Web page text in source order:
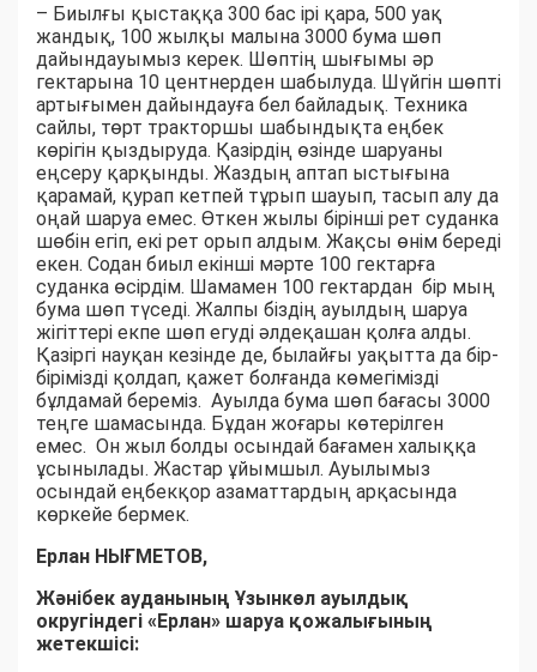
– Биылғы қыстаққа 300 бас ірі қара, 500 уақ
жандық, 100 жылқы малына 3000 бума шөп
дайындауымыз керек. Шөптің шығымы әр
гектарына 10 центнерден шабылуда. Шүйгін шөпті
артығымен дайындауға бел байладық. Техника
сайлы, төрт тракторшы шабындықта еңбек
көрігін қыздыруда. Қазірдің өзінде шаруаны
еңсеру қарқынды. Жаздың аптап ыстығына
қарамай, қурап кетпей тұрып шауып, тасып алу да
оңай шаруа емес. Өткен жылы бірінші рет суданка
шөбін егіп, екі рет орып алдым. Жақсы өнім береді
екен. Содан биыл екінші мәрте 100 гектарға
суданка өсірдім. Шамамен 100 гектардан бір мың
бума шөп түседі. Жалпы біздің ауылдың шаруа
жігіттері екпе шөп егуді әлдеқашан қолға алды.
Қазіргі науқан кезінде де, былайғы уақытта да бір-
бірімізді қолдап, қажет болғанда көмегімізді
бұлдамай береміз. Ауылда бума шөп бағасы 3000
теңге шамасында. Бұдан жоғары көтерілген
емес. Он жыл болды осындай бағамен халыққа
ұсынылады. Жастар ұйымшыл. Ауылымыз
осындай еңбекқор азаматтардың арқасында
көркейе бермек.
Ерлан НЫҒМЕТОВ,
Жәнібек ауданының Ұзынкөл ауылдық
округіндегі «Ерлан» шаруа қожалығының
жетекшісі: